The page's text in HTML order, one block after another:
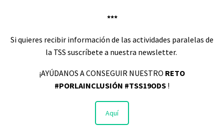
***
Si quieres recibir información de las actividades paralelas de
la TSS suscríbete a nuestra newsletter.
¡AYÚDANOS A CONSEGUIR NUESTRO RETO
#PORLAINCLUSIÓN #TSS19ODS !
Aquí